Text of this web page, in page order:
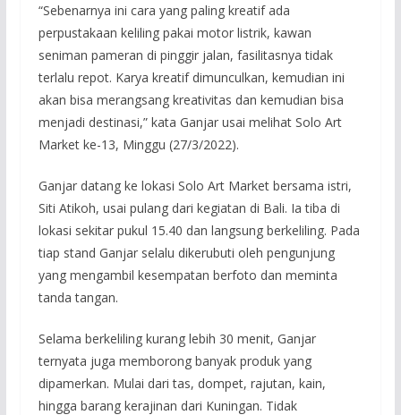
“Sebenarnya ini cara yang paling kreatif ada
perpustakaan keliling pakai motor listrik, kawan
seniman pameran di pinggir jalan, fasilitasnya tidak
terlalu repot. Karya kreatif dimunculkan, kemudian ini
akan bisa merangsang kreativitas dan kemudian bisa
menjadi destinasi,” kata Ganjar usai melihat Solo Art
Market ke-13, Minggu (27/3/2022).
Ganjar datang ke lokasi Solo Art Market bersama istri,
Siti Atikoh, usai pulang dari kegiatan di Bali. Ia tiba di
lokasi sekitar pukul 15.40 dan langsung berkeliling. Pada
tiap stand Ganjar selalu dikerubuti oleh pengunjung
yang mengambil kesempatan berfoto dan meminta
tanda tangan.
Selama berkeliling kurang lebih 30 menit, Ganjar
ternyata juga memborong banyak produk yang
dipamerkan. Mulai dari tas, dompet, rajutan, kain,
hingga barang kerajinan dari Kuningan. Tidak